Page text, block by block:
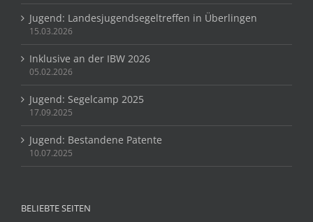
Jugend: Landesjugendsegeltreffen in Überlingen
15.03.2026
Inklusive an der IBW 2026
05.02.2026
Jugend: Segelcamp 2025
17.09.2025
Jugend: Bestandene Patente
10.07.2025
BELIEBTE SEITEN